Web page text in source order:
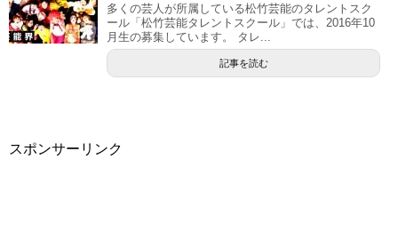
多くの芸人が所属している松竹芸能のタレントスク
ール「松竹芸能タレントスクール」では、2016年10
月生の募集しています。 タレ...
記事を読む
スポンサーリンク